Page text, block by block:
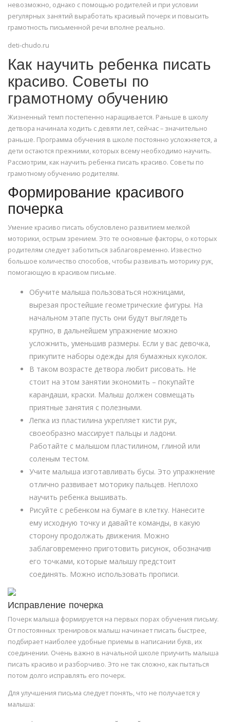
невозможно, однако с помощью родителей и при условии
регулярных занятий выработать красивый почерк и повысить
грамотность письменной речи вполне реально.
deti-chudo.ru
Как научить ребенка писать
красиво. Советы по
грамотному обучению
Жизненный темп постепенно наращивается. Раньше в школу
детвора начинала ходить с девяти лет, сейчас – значительно
раньше. Программа обучения в школе постоянно усложняется, а
дети остаются прежними, которых всему необходимо научить.
Рассмотрим, как научить ребенка писать красиво. Советы по
грамотному обучению родителям.
Формирование красивого
почерка
Умение красиво писать обусловлено развитием мелкой
моторики, острым зрением. Это те основные факторы, о которых
родителям следует заботиться заблаговременно. Известно
большое количество способов, чтобы развивать моторику рук,
помогающую в красивом письме.
Обучите малыша пользоваться ножницами,
вырезая простейшие геометрические фигуры. На
начальном этапе пусть они будут выглядеть
крупно, в дальнейшем упражнение можно
усложнить, уменьшив размеры. Если у вас девочка,
прикупите наборы одежды для бумажных куколок.
В таком возрасте детвора любит рисовать. Не
стоит на этом занятии экономить – покупайте
карандаши, краски. Малыш должен совмещать
приятные занятия с полезными.
Лепка из пластилина укрепляет кисти рук,
своеобразно массирует пальцы и ладони.
Работайте с малышом пластилином, глиной или
соленым тестом.
Учите малыша изготавливать бусы. Это упражнение
отлично развивает моторику пальцев. Неплохо
научить ребенка вышивать.
Рисуйте с ребенком на бумаге в клетку. Нанесите
ему исходную точку и давайте команды, в какую
сторону продолжать движения. Можно
заблаговременно приготовить рисунок, обозначив
его точками, которые малышу предстоит
соединять. Можно использовать прописи.
Исправление почерка
Почерк малыша формируется на первых порах обучения письму.
От постоянных тренировок малыш начинает писать быстрее,
подбирает наиболее удобные приемы в написании букв, их
соединении. Очень важно в начальной школе приучить малыша
писать красиво и разборчиво. Это не так сложно, как пытаться
потом долго исправлять его почерк.
Для улучшения письма следует понять, что не получается у
малыша: